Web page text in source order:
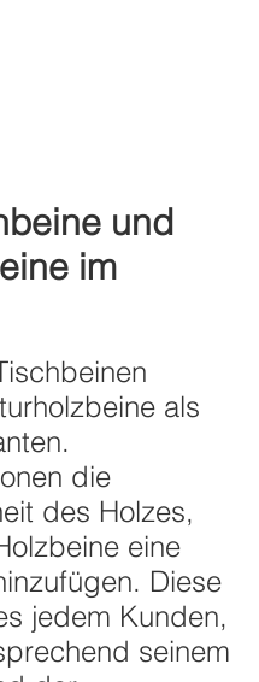
und
im
als
die
des Holzes,
eine
Diese
jedem Kunden,
seinem